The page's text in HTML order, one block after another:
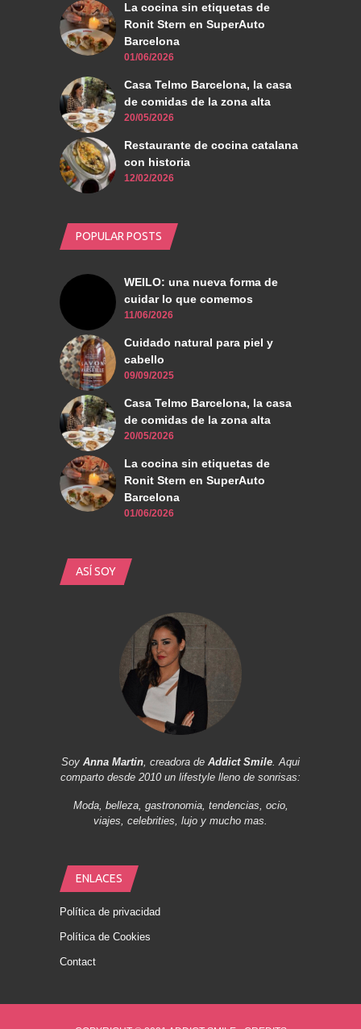
La cocina sin etiquetas de
Ronit Stern en SuperAuto
Barcelona
01/06/2026
Casa Telmo Barcelona, la casa
de comidas de la zona alta
20/05/2026
Restaurante de cocina catalana
con historia
12/02/2026
POPULAR POSTS
WEILO: una nueva forma de
cuidar lo que comemos
11/06/2026
Cuidado natural para piel y
cabello
09/09/2025
Casa Telmo Barcelona, la casa
de comidas de la zona alta
20/05/2026
La cocina sin etiquetas de
Ronit Stern en SuperAuto
Barcelona
01/06/2026
ASÍ SOY
Soy Anna Martin, creadora de Addict Smile. Aqui
comparto desde 2010 un lifestyle lleno de sonrisas:
Moda, belleza, gastronomia, tendencias, ocio,
viajes, celebrities, lujo y mucho mas.
ENLACES
Política de privacidad
Política de Cookies
Contact